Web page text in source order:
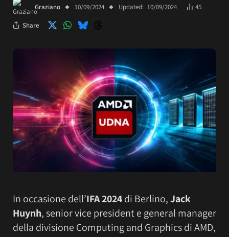
Graziano 10/09/2024 Updated: 10/09/2024 45
Share
In occasione dell’IFA 2024di Berlino,Jack
Huynh, senior vice president e general manager
della divisione Computing and Graphics di AMD,